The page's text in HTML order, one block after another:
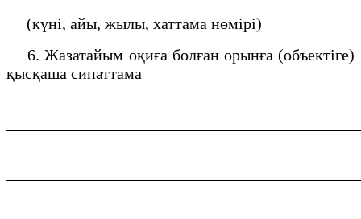
(күні, айы, жылы, хаттама нөмірі)
6. Жазатайым оқиға болған орынға (объектіге)
қысқаша сипаттама